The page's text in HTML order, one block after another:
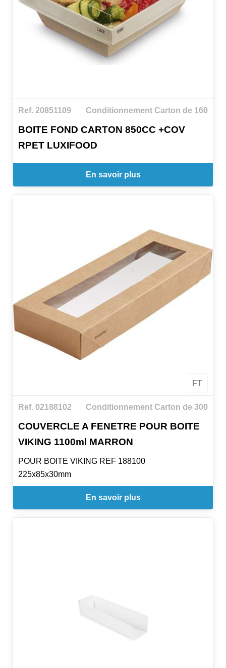
Ref. 20851109 Conditionnement Carton de 160
BOITE FOND CARTON 850CC +COV
RPET LUXIFOOD
En savoir plus
FT
Ref. 02188102 Conditionnement Carton de 300
COUVERCLE A FENETRE POUR BOITE
VIKING 1100ml MARRON
POUR BOITE VIKING REF 188100
225x85x30mm
En savoir plus